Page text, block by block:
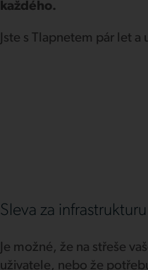
každého.
Jste s Tlapnetem pár let
Sleva za infrastrukturu
Je možné, že na střeše
uživatele, nebo že